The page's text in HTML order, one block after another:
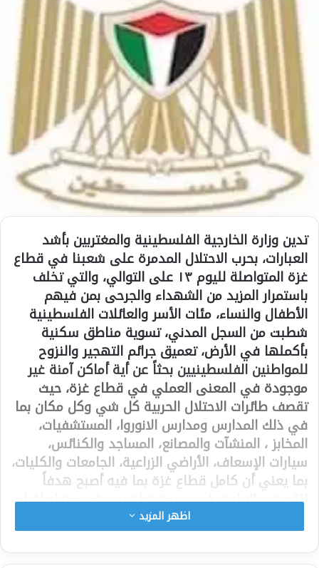
تدين وزارة الخارجية الفلسطينية والمغتربين بأشد
العبارات، بحرب الاحتلال المدمرة على شعبنا في قطاع
غزة المتواصلة لليوم ١٣ على التوالي، والتي تخلف
باستمرار المزيد من الشهداء والجرحى بمن فيهم
الأطفال والنساء، مئات الأسر والعائلات الفلسطينية
شطبت من السجل المدني، تسوية مناطق سكنية
بأكملها في الأرض، تعميق جرائم التهجير والنزوح
للمواطنين الفلسطينيين بحثاً عن أية أماكن آمنة غير
موجودة في المعنى العملي في قطاع غزة، حيث
تقصف طائرات الاحتلال الحربية كل شي وكل مكان بما
في ذلك المدارس ومدارس الانوروا، المستشفيات،
المخابز ، المنشآت والمصانع، المساجد والكنائس،
سيارات الإسعاف، الأراضي الزراعية، الجامعات والكليات،
بما يعني أن كامل قطاع غزة بما فيه أصبح هدفاً
للقصف والإبادة، في جريمة تطهير عرقي متواصلة لم
كما تدين الوزارة بشدة جرائم قوات الاحتلال
وميليشيات المستوطنين المسلحة في الضفة الغربية
اظهر المزيد